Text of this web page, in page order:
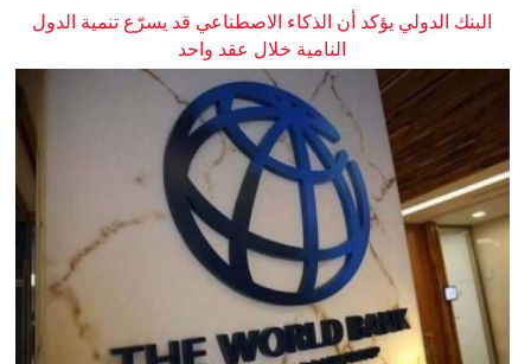
البنك الدولي يؤكد أن الذكاء الاصطناعي قد يسرّع تنمية الدول
النامية خلال عقد واحد